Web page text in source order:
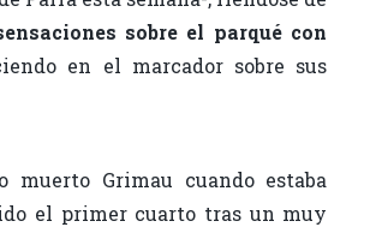
sobre el parqué con
en el marcador sobre sus
muerto Grimau cuando estaba
el primer cuarto tras un muy